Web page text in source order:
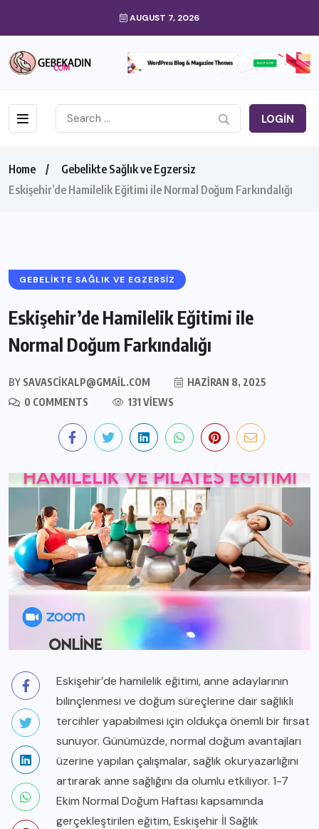
AUGUST 7, 2026
LOGIN
Home
Gebelikte Sağlık ve Egzersiz
Eskişehir’de Hamilelik Eğitimi ile Normal Doğum Farkındalığı
GEBELIKTE SAĞLIK VE EGZERSIZ
Eskişehir’de Hamilelik Eğitimi ile
Normal Doğum Farkındalığı
BY SAVASCIKALP@GMAIL.COM
HAZIRAN 8, 2025
0 COMMENTS
131 VIEWS
Eskişehir’de hamilelik eğitimi, anne adaylarının
bilinçlenmesi ve doğum süreçlerine dair sağlıklı
tercihler yapabilmesi için oldukça önemli bir fırsat
sunuyor. Günümüzde, normal doğum avantajları
üzerine yapılan çalışmalar, sağlık okuryazarlığını
artırarak anne sağlığını da olumlu etkiliyor. 1-7
Ekim Normal Doğum Haftası kapsamında
gerçekleştirilen eğitim, Eskişehir İl Sağlık